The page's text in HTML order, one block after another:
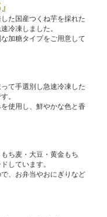
た国産つくね芋を採れた
冷凍しました。
加糖タイプをご用意して
て手選別し急速冷凍した
。
使用し、鮮やかな色と香
ち麦・大豆・黄金もち
しています。
、お弁当やおにぎりなど